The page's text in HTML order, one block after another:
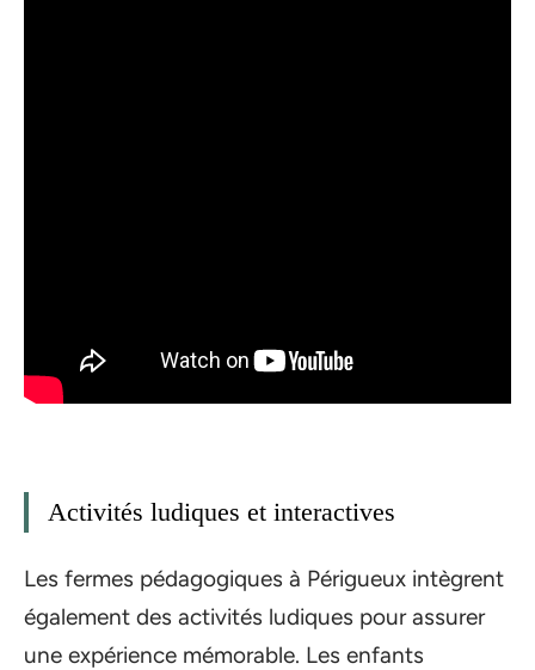
Activités ludiques et interactives
Les fermes pédagogiques à Périgueux intègrent
également des activités ludiques pour assurer
une expérience mémorable. Les enfants